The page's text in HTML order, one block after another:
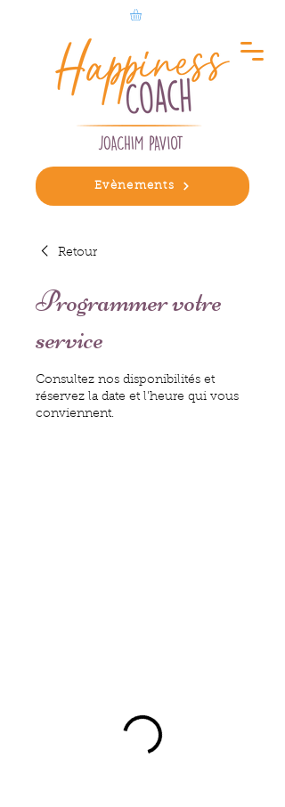
Evènements
Retour
Programmer votre
service
Consultez nos disponibilités et
réservez la date et l'heure qui vous
conviennent.